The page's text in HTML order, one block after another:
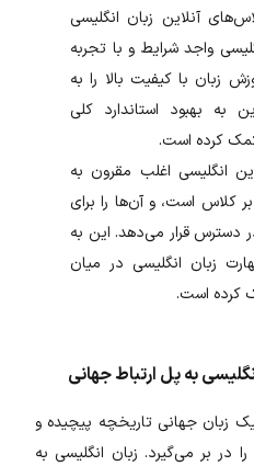
آنلاین زبان انگلیسی
واجد شرایط و با تجربه
با کیفیت بالا را به
به بهبود استاندارد کلی
کرده است.
انگلیسی اغلب مقرون به
کلاس است، و آن‌ها را برای
دسترس قرار می‌دهد. این به
زبان انگلیسی در میان
کرده است.
به پل ارتباط جهانی
زبان جهانی تاریخچه پیچیده و
بر می‌گیرد. زبان انگلیسی به